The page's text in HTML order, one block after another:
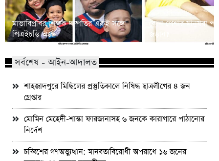
মাভাবিপ্রবির শিক্ষক দম্পতির একই সঙ্গে
পিএইচডি অর্জন
কোন পেশার মানুষরা
জড়ান?
সর্বশেষ - আইন-আদালত
শাহজাদপুরে মিছিলের প্রস্তুতিকালে নিষিদ্ধ ছাত্রলীগের ৪ জন
গ্রেপ্তার
মোমিন মেহেদী-শান্তা ফারজানাসহ ৬ জনকে কারাগারে পাঠানোর
নির্দেশ
চব্বিশের গণঅভ্যুত্থান: মানবতাবিরোধী অপরাধে ১৬ জনের